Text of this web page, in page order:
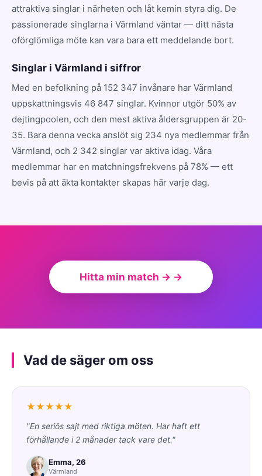
attraktiva singlar i närheten och låt kemin styra dig. De
passionerade singlarna i Värmland väntar — ditt nästa
oförglömliga möte kan vara bara ett meddelande bort.
Singlar i Värmland i siffror
Med en befolkning på 152 347 invånare har Värmland
uppskattningsvis 46 847 singlar. Kvinnor utgör 50% av
dejtingpoolen, och den mest aktiva åldersgruppen är 20-
35. Bara denna vecka anslöt sig 234 nya medlemmar från
Värmland, och 2 342 singlar var aktiva idag. Våra
medlemmar har en matchningsfrekvens på 78% — ett
bevis på att äkta kontakter skapas här varje dag.
Hitta min match → →
Vad de säger om oss
★★★★★
"En seriös sajt med riktiga möten. Har haft ett
förhållande i 2 månader tack vare det."
Emma, 26
Värmland